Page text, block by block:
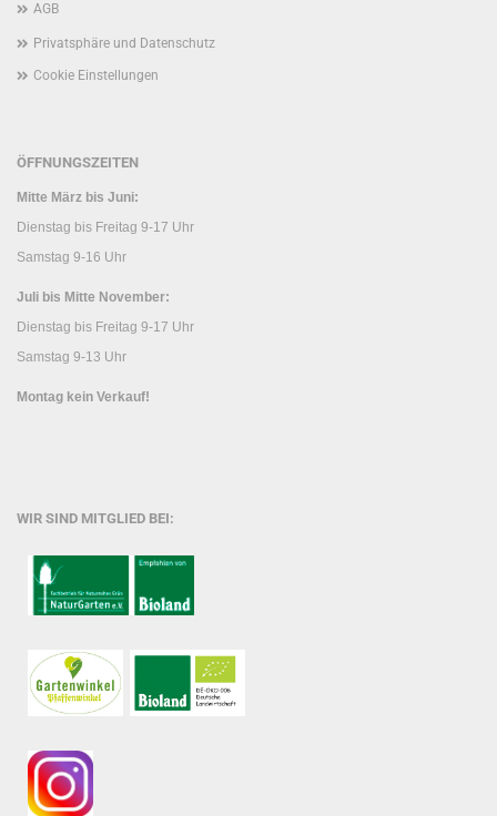
AGB
Privatsphäre und Datenschutz
Cookie Einstellungen
ÖFFNUNGSZEITEN
Mitte März bis Juni:
Dienstag bis Freitag 9-17 Uhr
Samstag 9-16 Uhr
Juli bis Mitte November:
Dienstag bis Freitag 9-17 Uhr
Samstag 9-13 Uhr
Montag kein Verkauf!
WIR SIND MITGLIED BEI: